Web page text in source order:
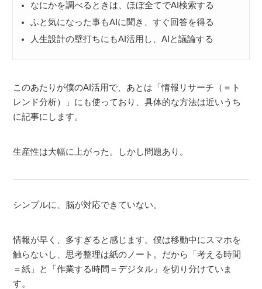
なにかを調べるときは、ほぼ全てでAI検索する
ふと気になった事もAIに聞き、すぐ回答を得る
人生設計の壁打ちにもAI活用し、AIと議論する
このあたりが僕のAI活用で、あとは「情報リサーチ（＝ト
レンド分析）」にも使っており、具体的な方法は近いうち
に記事にします。
生産性は大幅に上がった。しかし問題あり。
シンプルに、脳が対応できていない。
情報が早く、多すぎると感じます。僕は移動中にスマホを
触らないし、思考整理は紙のノート。だから「考える時間
＝紙」と「作業する時間＝デジタル」を切り分けていま
す。